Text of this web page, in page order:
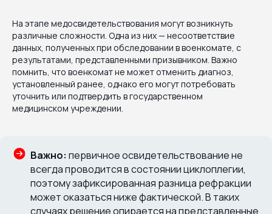
На этапе медосвидетельствования могут возникнуть
различные сложности. Одна из них — несоответствие
данных, полученных при обследовании в военкомате, с
результатами, представленными призывником. Важно
помнить, что военкомат не может отменить диагноз,
установленный ранее, однако его могут потребовать
уточнить или подтвердить в государственном
медицинском учреждении.
Важно: первичное освидетельствование не
всегда проводится в состоянии циклоплегии,
поэтому зафиксированная разница рефракции
может оказаться ниже фактической. В таких
случаях решение опирается на представленные